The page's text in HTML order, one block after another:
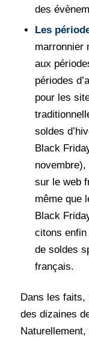
des
Les
marronnier
aux
périodes
pour les
soldes
Black
sur le web
même que
Black
citons
de soldes
français.
Dans les
des dizaines